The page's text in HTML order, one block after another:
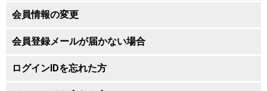
関東・信越
群馬、栃木、埼玉、茨城、山梨、東京、千
会員情報の変更
会員登録メールが届かない場合
ログインIDを忘れた方